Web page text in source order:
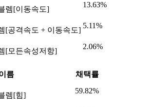
렘[이동속도]
13.63%
[공격속도 + 이동속도]
5.11%
[모든속성저항]
2.06%
름
채택률
렘[힘]
59.82%